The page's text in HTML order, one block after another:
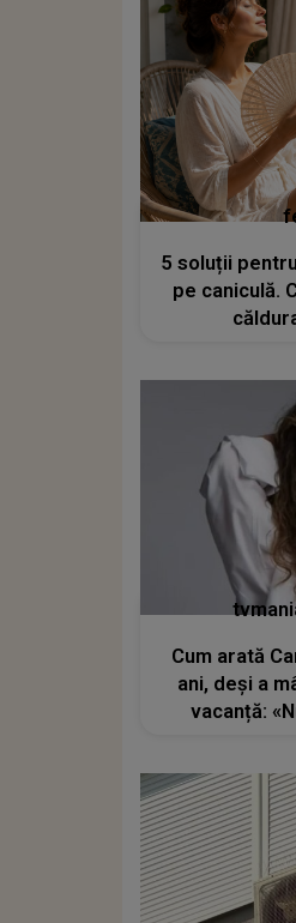
5 soluții
pe caniculă.
Cum arată
ani, deși a
vacanță: